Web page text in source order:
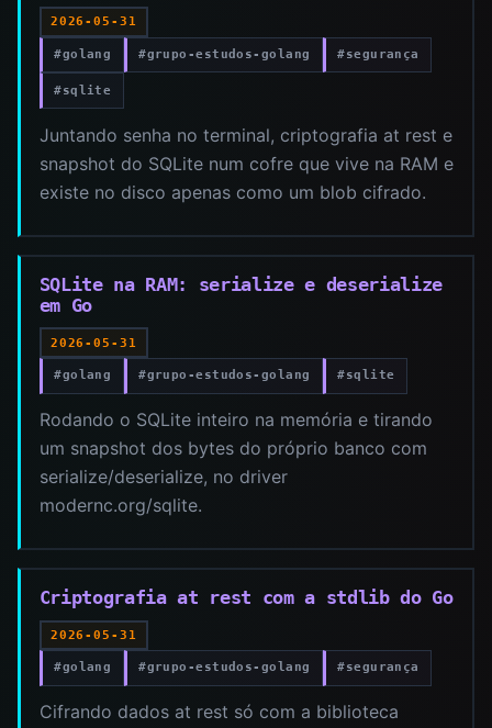
2026-05-31
#golang #grupo-estudos-golang #segurança
#sqlite
Juntando senha no terminal, criptografia at rest e
snapshot do SQLite num cofre que vive na RAM e
existe no disco apenas como um blob cifrado.
SQLite na RAM: serialize e deserialize
em Go
2026-05-31
#golang #grupo-estudos-golang #sqlite
Rodando o SQLite inteiro na memória e tirando
um snapshot dos bytes do próprio banco com
serialize/deserialize, no driver
modernc.org/sqlite.
Criptografia at rest com a stdlib do Go
2026-05-31
#golang #grupo-estudos-golang #segurança
Cifrando dados at rest só com a biblioteca